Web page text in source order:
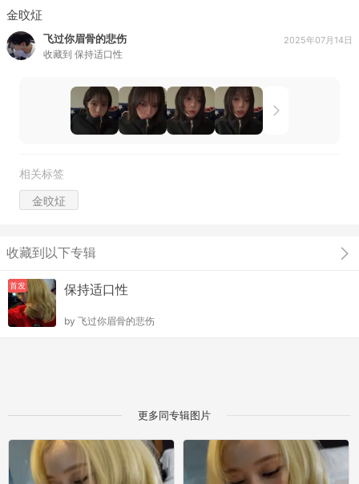
金旼炡
飞过你眉骨的悲伤
收藏到 保持适口性
2025年07月14日
相关标签
金旼炡
收藏到以下专辑
首发 保持适口性
by 飞过你眉骨的悲伤
更多同专辑图片